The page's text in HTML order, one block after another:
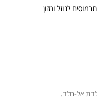
תרמוסים לנוזל ומזון